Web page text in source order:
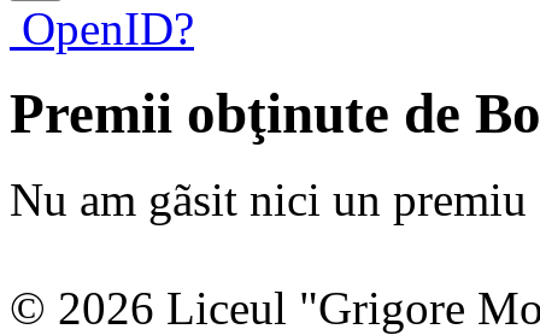
OpenID?
Premii obţinute de
Nu am gãsit nici un premiu
© 2026 Liceul "Grigore